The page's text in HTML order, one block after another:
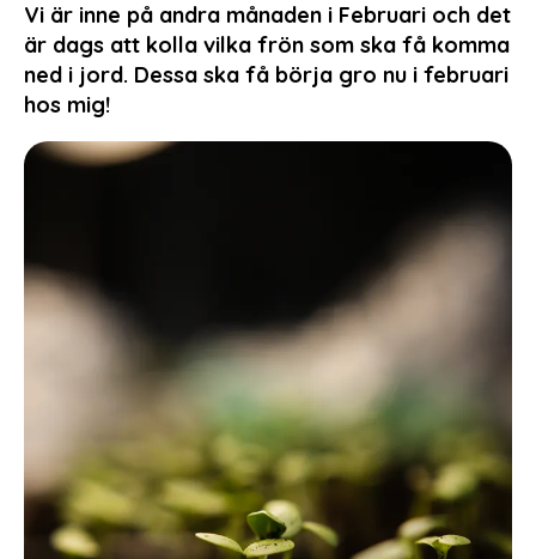
Vi är inne på andra månaden i Februari och det
är dags att kolla vilka frön som ska få komma
ned i jord. Dessa ska få börja gro nu i februari
hos mig!